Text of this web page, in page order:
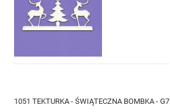
1051 TEKTURKA - ŚWIĄTECZNA BOMBKA - G7